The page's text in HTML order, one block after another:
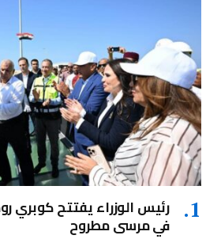
رئيس الوزراء يفتتح كوبري
في مرسى مطروح